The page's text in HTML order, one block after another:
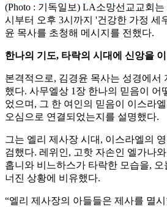
(Photo : 기독일보) LA소망선교교회
시부터 오후 3시까지 '건강한 가정 세
윤 목사를 초청해 메시지를 전했다.
한나의 기도, 타락의 시대에 신앙을
본격적으로, 김경윤 목사는 성경에서
했다. 사무엘상 1장 한나의 믿음이 어
었으며, 그 한 여인의 믿음이 이스라
오심으로 연결되었는지를 설명했다.
그는 엘리 제사장 시대, 이스라엘의
검했다. 레위인, 고핫 자손인 엘가나
홉니와 비느하스가 타락한 모습을,
너진 상황에 비유했다.
“엘리 제사장의 아들들은 제사를 멸